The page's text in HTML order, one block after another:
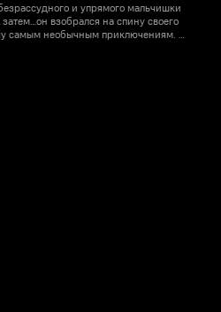
и упрямого мальчишки
взобрался на спину своего
самым необычным приключениям. С
– летать… Быстро и высоко!